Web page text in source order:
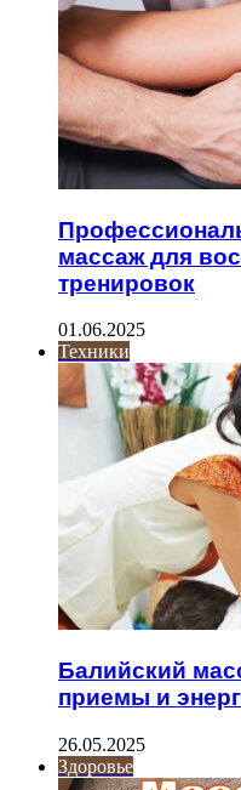
массаж для
тренировок
01.06.2025
Техники
Балийский
приемы и
26.05.2025
Здоровье